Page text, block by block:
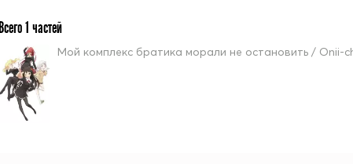
Всего 1 частей
Мой комплекс братика морали не остановить / Onii-